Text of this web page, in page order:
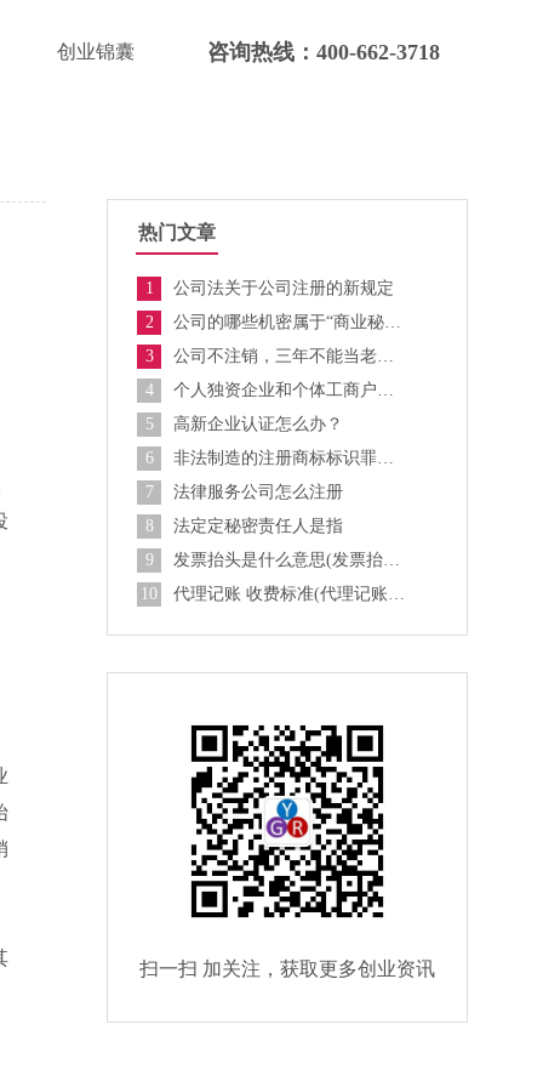
创业锦囊 咨询热线：400-662-3718
热门文章
1
公司法关于公司注册的新规定
2
公司的哪些机密属于“商业秘密”的范畴
3
公司不注销，三年不能当老板？
4
个人独资企业和个体工商户什么区别
5
高新企业认证怎么办？
6
非法制造的注册商标标识罪是什么
7
法律服务公司怎么注册
8
法定定秘密责任人是指
9
发票抬头是什么意思(发票抬头是什么)
10
代理记账 收费标准(代理记账收费标准和流程)
扫一扫 加关注，获取更多创业资讯